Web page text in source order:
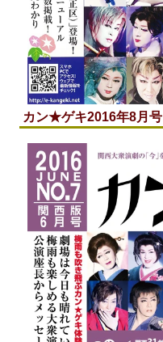
カン★ゲキ2016年8月号